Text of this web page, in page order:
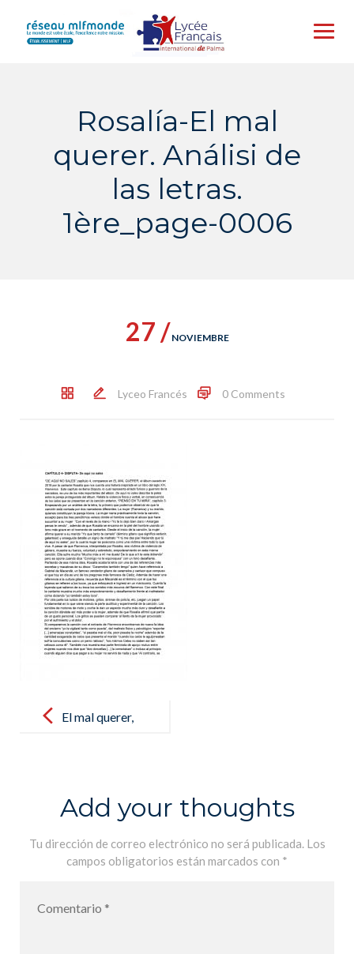
content
Rosalía-El mal
querer. Análisi de
las letras.
1ère_page-0006
27 / NOVIEMBRE
Lyceo Francés 0 Comments
navigationEl mal querer,
los alumnos
de 1ère. Lycée
Français MLF
Add your thoughts
Tu dirección de correo electrónico no será publicada. Los
campos obligatorios están marcados con *